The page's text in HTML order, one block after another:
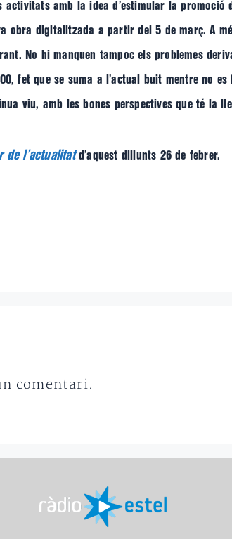
activitats amb la idea d’estimular la
obra digitalitzada a partir del 5 de març. A
No hi manquen tampoc els problemes
fet que se suma a l’actual buit mentre no
viu, amb les bones perspectives que té
de l’actualitatd’aquest dillunts 26 de febrer.
comentari.